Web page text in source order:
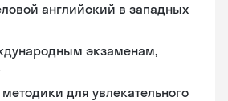
английский в западных
экзаменам,
для увлекательного